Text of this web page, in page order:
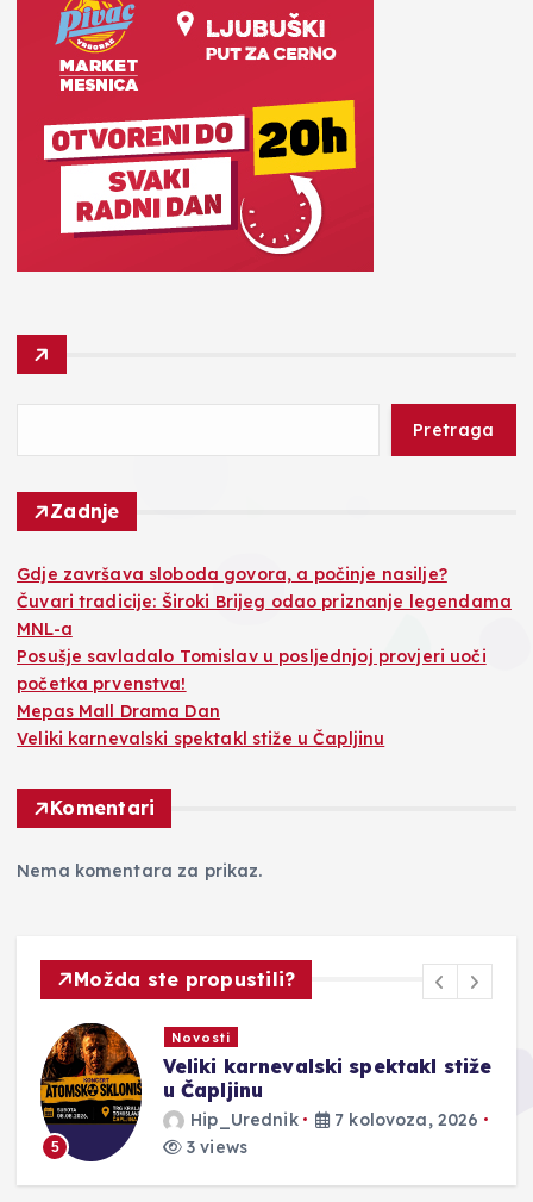
Pretraga
Zadnje
Gdje završava sloboda govora, a počinje nasilje?
Čuvari tradicije: Široki Brijeg odao priznanje legendama
MNL-a
Posušje savladalo Tomislav u posljednjoj provjeri uoči
početka prvenstva!
Mepas Mall Drama Dan
Veliki karnevalski spektakl stiže u Čapljinu
Komentari
Nema komentara za prikaz.
Možda ste propustili?
5
Novosti
Veliki karnevalski spektakl stiže
u Čapljinu
Hip_Urednik
7 kolovoza, 2026
3 views